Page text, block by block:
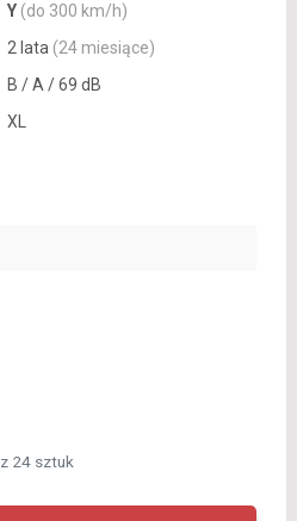
Y (do 300 km/h)
2 lata (24 miesiące)
B / A / 69 dB
XL
z 24 sztuk